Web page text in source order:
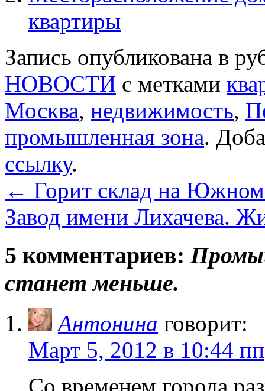
квартиры
Запись опубликована в
НОВОСТИ с метками
Москва, недвижимость,
промышленная зона.
ссылку.
← Горит склад на Южном
Завод имени Лихачева.
5 комментариев:
станет меньше.
Антонина говорит:
Март 5, 2012 в 10:44 пп